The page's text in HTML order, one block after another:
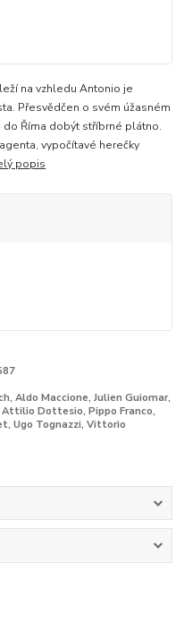
na vzhledu Antonio je
Přesvědčen o svém úžasném
Říma dobýt stříbrné plátno.
vypočítavé herečky
popis
Aldo Maccione, Julien Guiomar,
Dottesio, Pippo Franco,
Ugo Tognazzi, Vittorio